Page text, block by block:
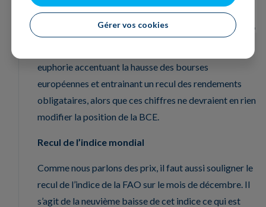
euphorie accentuant la hausse des bourses
européennes et entrainant un recul des rendements
obligataires, alors que ces chiffres ne devraient en rien
modifier la position de la BCE.
Recul de l’indice mondial
Comme nous parlons des prix, il faut aussi souligner le
recul de l’indice de la FAO sur le mois de décembre. Il
s’agit de la neuvième baisse de cet indice ce qui est
Gérer vos cookies